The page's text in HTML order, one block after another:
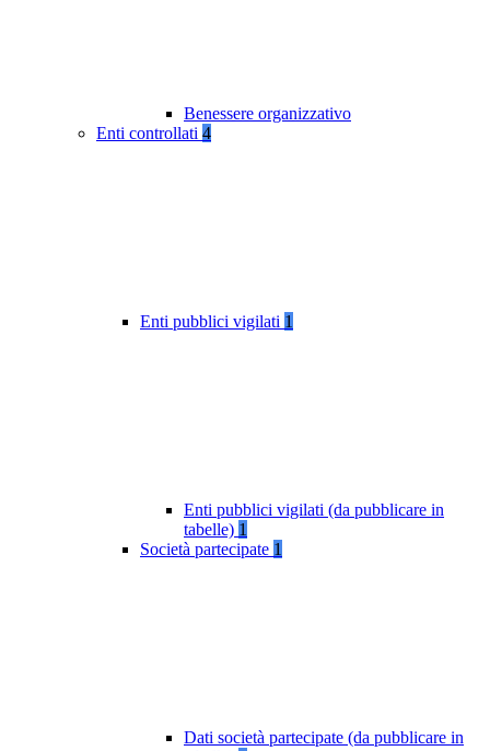
Benessere organizzativo
Enti controllati 4
Enti pubblici vigilati 1
Enti pubblici vigilati (da pubblicare in
tabelle) 1
Società partecipate 1
Dati società partecipate (da pubblicare in